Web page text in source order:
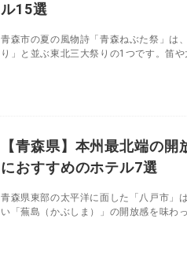
ル15選
青森市の夏の風物詩「青森ねぶた祭」は
り」と並ぶ東北三大祭りの1つです。笛
【青森県】本州最北端の
におすすめのホテル7選
青森県東部の太平洋に面した「八戸市」
い「蕪島（かぶしま）」の開放感を味わ